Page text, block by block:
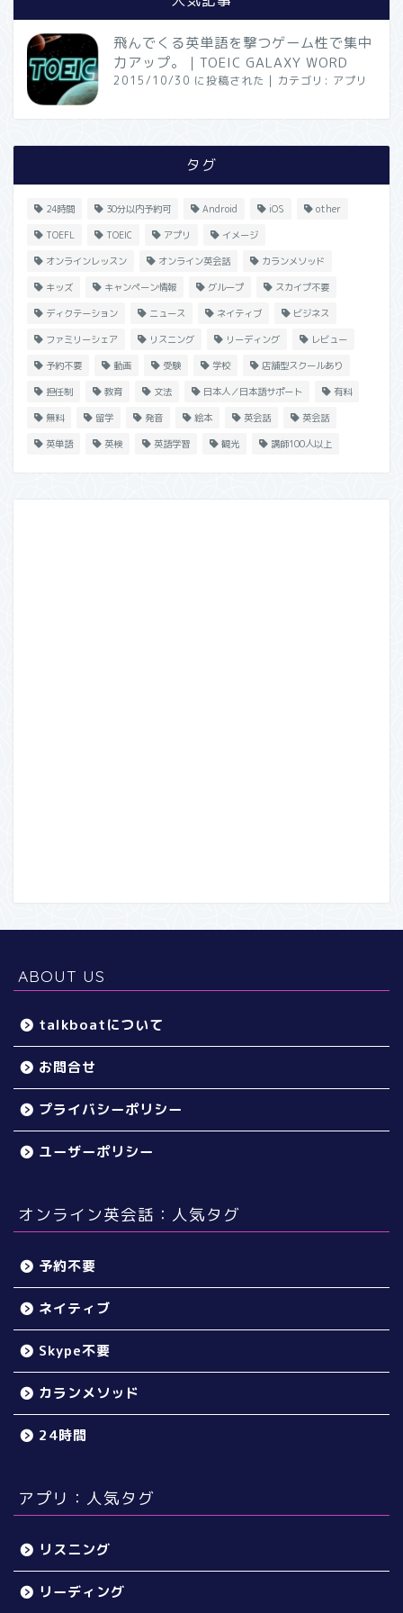
飛んでくる英単語を撃つゲーム性で集中
力アップ。｜TOEIC GALAXY WORD
2015/10/30 に投稿された | カテゴリ: アプリ
タグ
24時間 30分以内予約可 Android iOS other
TOEFL TOEIC アプリ イメージ
オンラインレッスン オンライン英会話 カランメソッド
キッズ キャンペーン情報 グループ スカイプ不要
ディクテーション ニュース ネイティブ ビジネス
ファミリーシェア リスニング リーディング レビュー
予約不要 動画 受験 学校 店舗型スクールあり
担任制 教育 文法 日本人／日本語サポート 有料
無料 留学 発音 絵本 英会話 英会話
英単語 英検 英語学習 観光 講師100人以上
ABOUT US
talkboatについて
お問合せ
プライバシーポリシー
ユーザーポリシー
オンライン英会話：人気タグ
予約不要
ネイティブ
Skype不要
カランメソッド
24時間
アプリ：人気タグ
リスニング
リーディング